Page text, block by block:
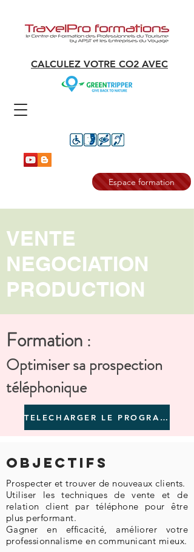
CALCULEZ VOTRE CO2 AVEC
Espace formation
VENTE
NEGOCIATION
PRODUCTION
Formation :
Optimiser sa prospection
téléphonique
TELECHARGER LE PROGRAMME
Objectifs
Prospecter et trouver de nouveaux clients.
Utiliser les techniques de vente et de
relation client par téléphone pour être
plus performant.
Gagner en efficacité, améliorer votre
professionnalisme en communicant mieux.